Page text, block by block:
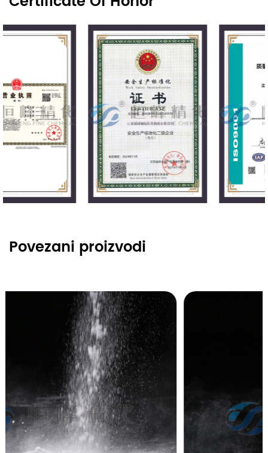
Povezani proizvodi